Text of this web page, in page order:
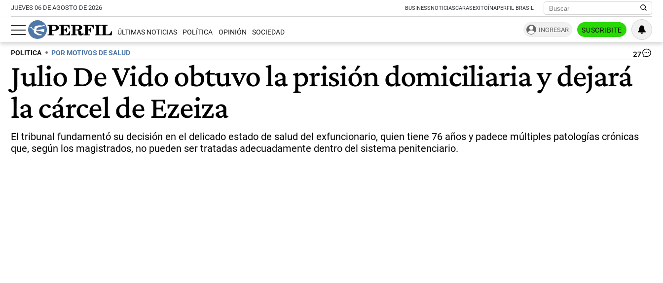
JUEVES 06 DE AGOSTO DE 2026 BUSINESSNOTICIASCARASEXITOÍNAPERFIL BRASIL
ÚLTIMAS NOTICIAS POLÍTICA OPINIÓN SOCIEDAD INGRESAR SUSCRIBITE
POLITICA POR MOTIVOS DE SALUD 27
Julio De Vido obtuvo la prisión domiciliaria y dejará
la cárcel de Ezeiza
El tribunal fundamentó su decisión en el delicado estado de salud del exfuncionario, quien tiene 76 años y padece múltiples patologías crónicas
que, según los magistrados, no pueden ser tratadas adecuadamente dentro del sistema penitenciario.